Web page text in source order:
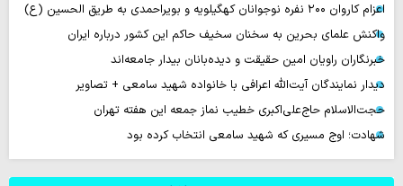
اعزام کاروان ۲۰۰ نفره نوجوانان کهگیلویه و بویراحمدی به طریق الحسین (ع)
واکنش علمای بحرین به سخنان سخیف حاکم این کشور درباره ایران
خبرنگاران راویان امین حقیقت و دیده‌بانان بیدار جامعه‌اند
دیدار نمایندگان آیت‌الله اعرافی با خانواده شهید سامعی + تصاویر
حجت‌الاسلام حاج‌علی‌اکبری خطیب نماز جمعه این هفته تهران
شهادت؛ اوج مسیری که شهید سامعی انتخاب کرده بود